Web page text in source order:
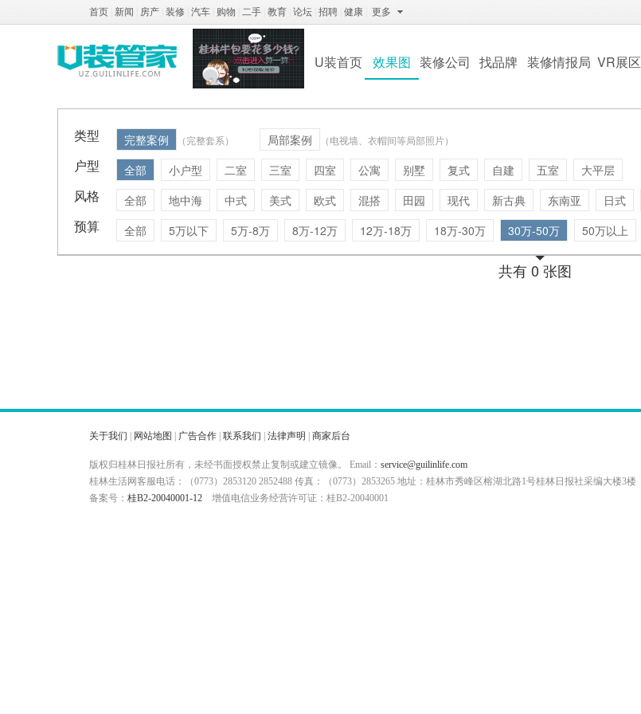
首页 新闻 房产 装修 汽车 购物 二手 教育 论坛 招聘 健康 更多
U装首页 效果图 装修公司 找品牌 装修情报局 VR展区
类型 完整案例 （完整套系） 局部案例 （电视墙、衣帽间等局部照片）
户型 全部 小户型 二室 三室 四室 公寓 别墅 复式 自建 五室 大平层
风格 全部 地中海 中式 美式 欧式 混搭 田园 现代 新古典 东南亚 日式
预算 全部 5万以下 5万-8万 8万-12万 12万-18万 18万-30万 30万-50万 50万以上
共有 0 张图
关于我们 网站地图 广告合作 联系我们 法律声明 商家后台
版权归桂林日报社所有，未经书面授权禁止复制或建立镜像。 Email： service@guilinlife.com
桂林生活网客服电话：（0773）2853120 2852488 传真：（0773）2853265 地址：桂林市秀峰区榕湖北路1号桂林日报社采编大楼3楼
备案号： 桂B2-20040001-12 增值电信业务经营许可证：桂B2-20040001